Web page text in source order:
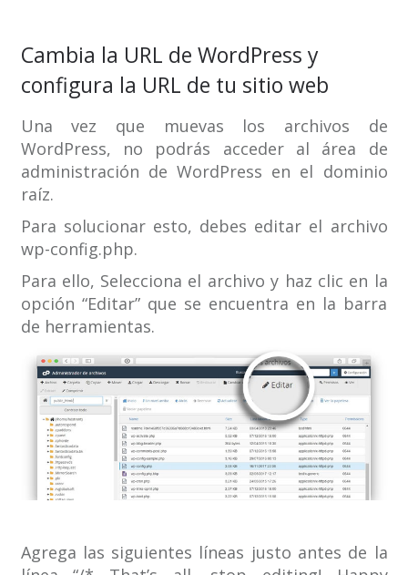
Cambia la URL de WordPress y
configura la URL de tu sitio web
Una vez que muevas los archivos de
WordPress, no podrás acceder al área de
administración de WordPress en el dominio
raíz.
Para solucionar esto, debes editar el archivo
wp-config.php.
Para ello, Selecciona el archivo y haz clic en la
opción “Editar” que se encuentra en la barra
de herramientas.
Agrega las siguientes líneas justo antes de la